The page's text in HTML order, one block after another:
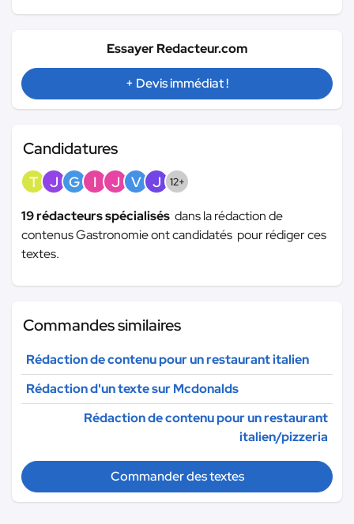
Essayer Redacteur.com
+ Devis immédiat !
Candidatures
T J G I J V J 12+
19 rédacteurs spécialisés dans la rédaction de
contenus Gastronomie ont candidatés pour rédiger ces
textes.
Commandes similaires
Rédaction de contenu pour un restaurant italien
Rédaction d'un texte sur Mcdonalds
Rédaction de contenu pour un restaurant
italien/pizzeria
Commander des textes